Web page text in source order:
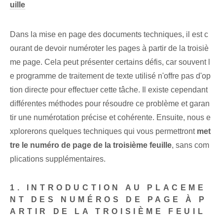
uille
Dans la mise en page des documents techniques, il est c
ourant de devoir numéroter les pages à partir de la troisiè
me page. Cela peut présenter certains défis, car souvent l
e programme de traitement de texte utilisé n'offre pas d'op
tion directe pour effectuer cette tâche. Il existe cependant
différentes méthodes pour résoudre ce problème et garan
tir une numérotation précise et cohérente. Ensuite, nous e
xplorerons quelques techniques qui vous permettront met
tre le numéro de page de la troisième feuille, sans com
plications supplémentaires.
1. INTRODUCTION AU PLACEME
NT DES NUMÉROS DE PAGE À P
ARTIR DE LA TROISIÈME FEUIL